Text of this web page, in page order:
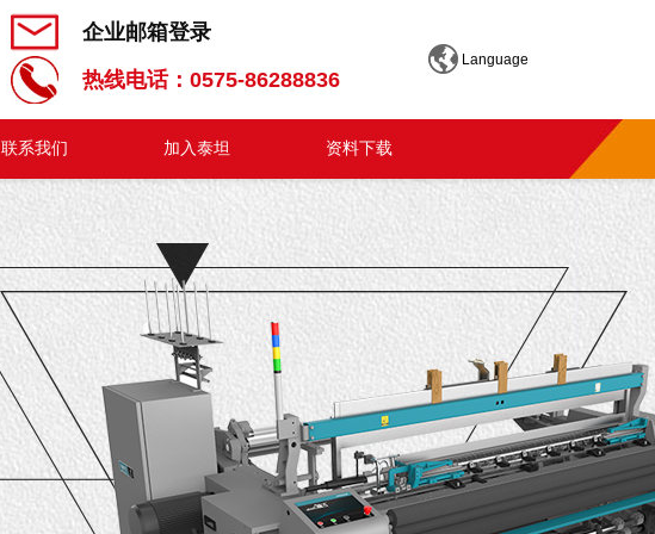
企业邮箱登录
热线电话：0575-86288836
Language
联系我们 加入泰坦 资料下载